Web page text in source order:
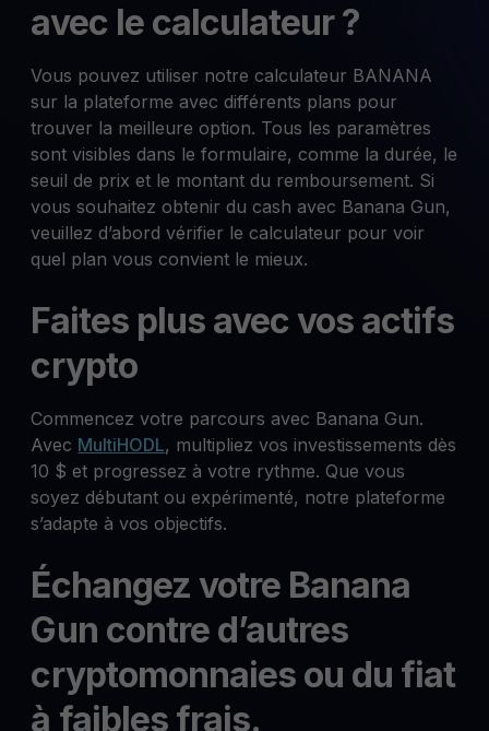
avec le calculateur ?
Vous pouvez utiliser notre calculateur BANANA
sur la plateforme avec différents plans pour
trouver la meilleure option. Tous les paramètres
sont visibles dans le formulaire, comme la durée, le
seuil de prix et le montant du remboursement. Si
vous souhaitez obtenir du cash avec Banana Gun,
veuillez d’abord vérifier le calculateur pour voir
quel plan vous convient le mieux.
Faites plus avec vos actifs
crypto
Commencez votre parcours avec Banana Gun.
Avec MultiHODL, multipliez vos investissements dès
10 $ et progressez à votre rythme. Que vous
soyez débutant ou expérimenté, notre plateforme
s’adapte à vos objectifs.
Échangez votre Banana
Gun contre d’autres
cryptomonnaies ou du fiat
à faibles frais.